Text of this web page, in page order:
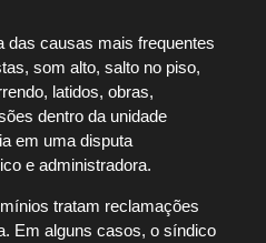
das causas mais frequentes
som alto, salto no piso,
latidos, obras,
dentro da unidade
em uma disputa
e administradora.
tratam reclamações
Em alguns casos, o síndico